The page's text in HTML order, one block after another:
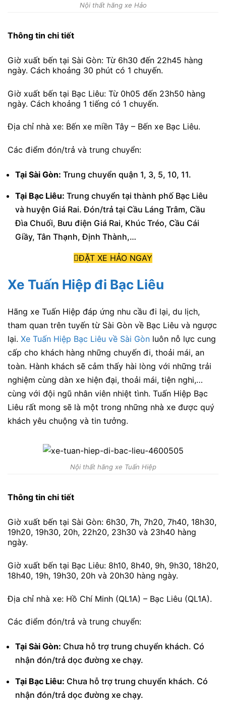
Nội thất hãng xe Hảo
Thông tin chi tiết
Giờ xuất bến tại Sài Gòn: Từ 6h30 đến 22h45 hàng
ngày. Cách khoảng 30 phút có 1 chuyến.
Giờ xuất bến tại Bạc Liêu: Từ 0h05 đến 23h50 hàng
ngày. Cách khoảng 1 tiếng có 1 chuyến.
Địa chỉ nhà xe: Bến xe miền Tây – Bến xe Bạc Liêu.
Các điểm đón/trả và trung chuyển:
Tại Sài Gòn: Trung chuyển quận 1, 3, 5, 10, 11.
Tại Bạc Liêu: Trung chuyển tại thành phố Bạc Liêu
và huyện Giá Rai. Đón/trả tại Cầu Láng Trâm, Cầu
Đìa Chuối, Bưu điện Giá Rai, Khúc Tréo, Cầu Cái
Giầy, Tân Thạnh, Định Thành,…
ĐẶT XE HẢO NGAY
Xe Tuấn Hiệp đi Bạc Liêu
Hãng xe Tuấn Hiệp đáp ứng nhu cầu đi lại, du lịch,
tham quan trên tuyến từ Sài Gòn về Bạc Liêu và ngược
lại. Xe Tuấn Hiệp Bạc Liêu về Sài Gòn luôn nỗ lực cung
cấp cho khách hàng những chuyến đi, thoải mái, an
toàn. Hành khách sẽ cảm thấy hài lòng với những trải
nghiệm cùng dàn xe hiện đại, thoải mái, tiện nghi,…
cùng với đội ngũ nhân viên nhiệt tình. Tuấn Hiệp Bạc
Liêu rất mong sẽ là một trong những nhà xe được quý
khách yêu chuộng và tin tưởng.
Nội thất hãng xe Tuấn Hiệp
Thông tin chi tiết
Giờ xuất bến tại Sài Gòn: 6h30, 7h, 7h20, 7h40, 18h30,
19h20, 19h30, 20h, 22h20, 23h30 và 23h40 hàng
ngày.
Giờ xuất bến tại Bạc Liêu: 8h10, 8h40, 9h, 9h30, 18h20,
18h40, 19h, 19h30, 20h và 20h30 hàng ngày.
Địa chỉ nhà xe: Hồ Chí Minh (QL1A) – Bạc Liêu (QL1A).
Các điểm đón/trả và trung chuyển:
Tại Sài Gòn: Chưa hỗ trợ trung chuyển khách. Có
nhận đón/trả dọc đường xe chạy.
Tại Bạc Liêu: Chưa hỗ trợ trung chuyển khách. Có
nhận đón/trả dọc đường xe chạy.